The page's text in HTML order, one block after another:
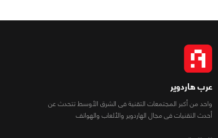
عرب هاردوير
واحد من أكبر المجتمعات التقنية فى الشرق الأوسط تتحدث عن
أحدث التقنيات فى مجال الهاردوير والألعاب والهواتف